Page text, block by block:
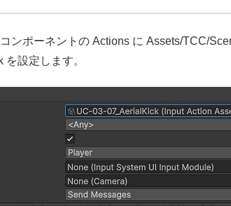
ンポーネントの Actions に Assets/TCC/
設定します。